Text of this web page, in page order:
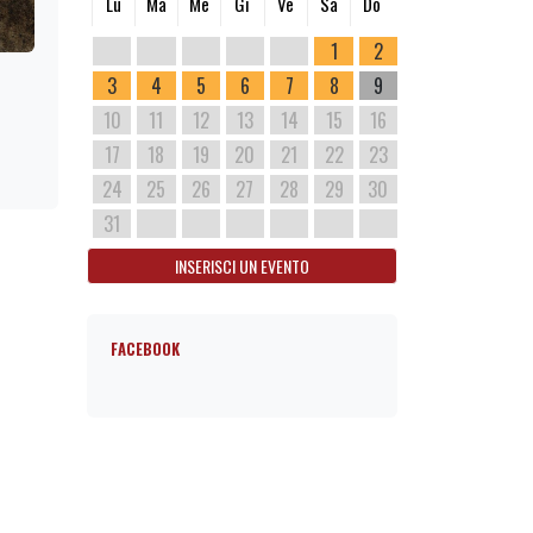
1
2
3
4 5 6 7 8
9
10
11 12 13 14 15
16
17
18 19 20 21 22
23
24
25 26 27 28 29
30
31
INSERISCI UN EVENTO
FACEBOOK